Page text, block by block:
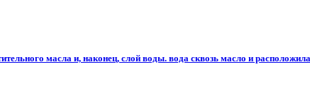
масла и, наконец, слой воды. вода сквозь масло и